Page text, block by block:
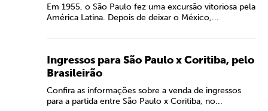
Em 1955, o São Paulo fez uma excursão vitoriosa pela
América Latina. Depois de deixar o México,...
Ingressos para São Paulo x Coritiba, pelo
Brasileirão
Confira as informações sobre a venda de ingressos
para a partida entre São Paulo x Coritiba, no...